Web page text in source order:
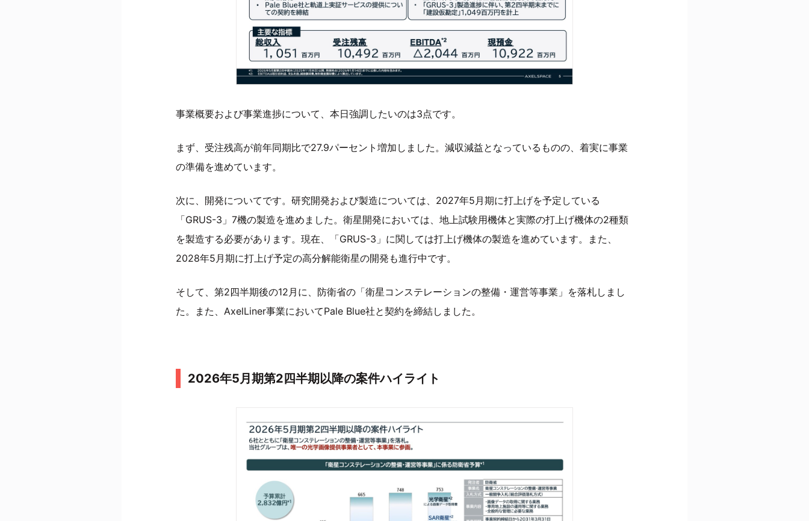
事業概要および事業進捗について、本日強調したいのは3点です。
まず、受注残高が前年同期比で27.9パーセント増加しました。減収減益となっているものの、着実に事業
の準備を進めています。
次に、開発についてです。研究開発および製造については、2027年5月期に打上げを予定している
「GRUS-3」7機の製造を進めました。衛星開発においては、地上試験用機体と実際の打上げ機体の2種類
を製造する必要があります。現在、「GRUS-3」に関しては打上げ機体の製造を進めています。また、
2028年5月期に打上げ予定の高分解能衛星の開発も進行中です。
そして、第2四半期後の12月に、防衛省の「衛星コンステレーションの整備・運営等事業」を落札しまし
た。また、AxelLiner事業においてPale Blue社と契約を締結しました。
2026年5月期第2四半期以降の案件ハイライト